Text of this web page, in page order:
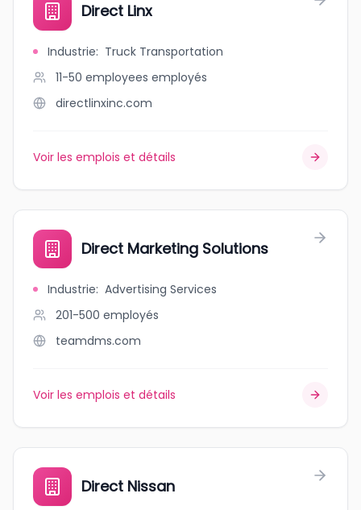
Direct Linx
Industrie: Truck Transportation
11-50 employees employés
directlinxinc.com
Voir les emplois et détails
Direct Marketing Solutions
Industrie: Advertising Services
201-500 employés
teamdms.com
Voir les emplois et détails
Direct Nissan